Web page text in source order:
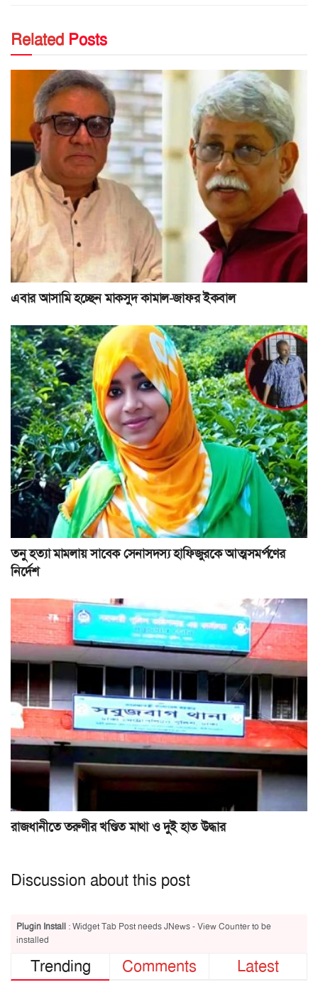
Related Posts
এবার আসামি হচ্ছেন মাকসুদ কামাল-জাফর ইকবাল
তনু হত্যা মামলায় সাবেক সেনাসদস্য হাফিজুরকে আত্মসমর্পণের
নির্দেশ
রাজধানীতে তরুণীর খণ্ডিত মাথা ও দুই হাত উদ্ধার
Discussion about this post
Plugin Install : Widget Tab Post needs JNews - View Counter to be
installed
Trending Comments Latest